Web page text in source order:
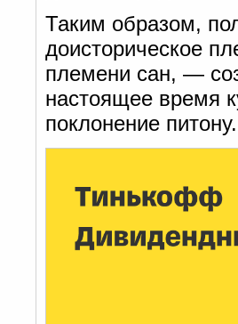
Таким образом,
доисторическое
племени сан, —
настоящее время
поклонение питону.